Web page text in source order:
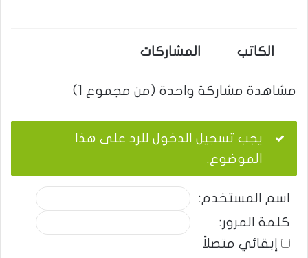
الكاتب المشاركات
مشاهدة مشاركة واحدة (من مجموع 1)
يجب تسجيل الدخول للرد على هذا
الموضوع.
اسم المستخدم:
كلمة المرور:
إبقائي متصلاً